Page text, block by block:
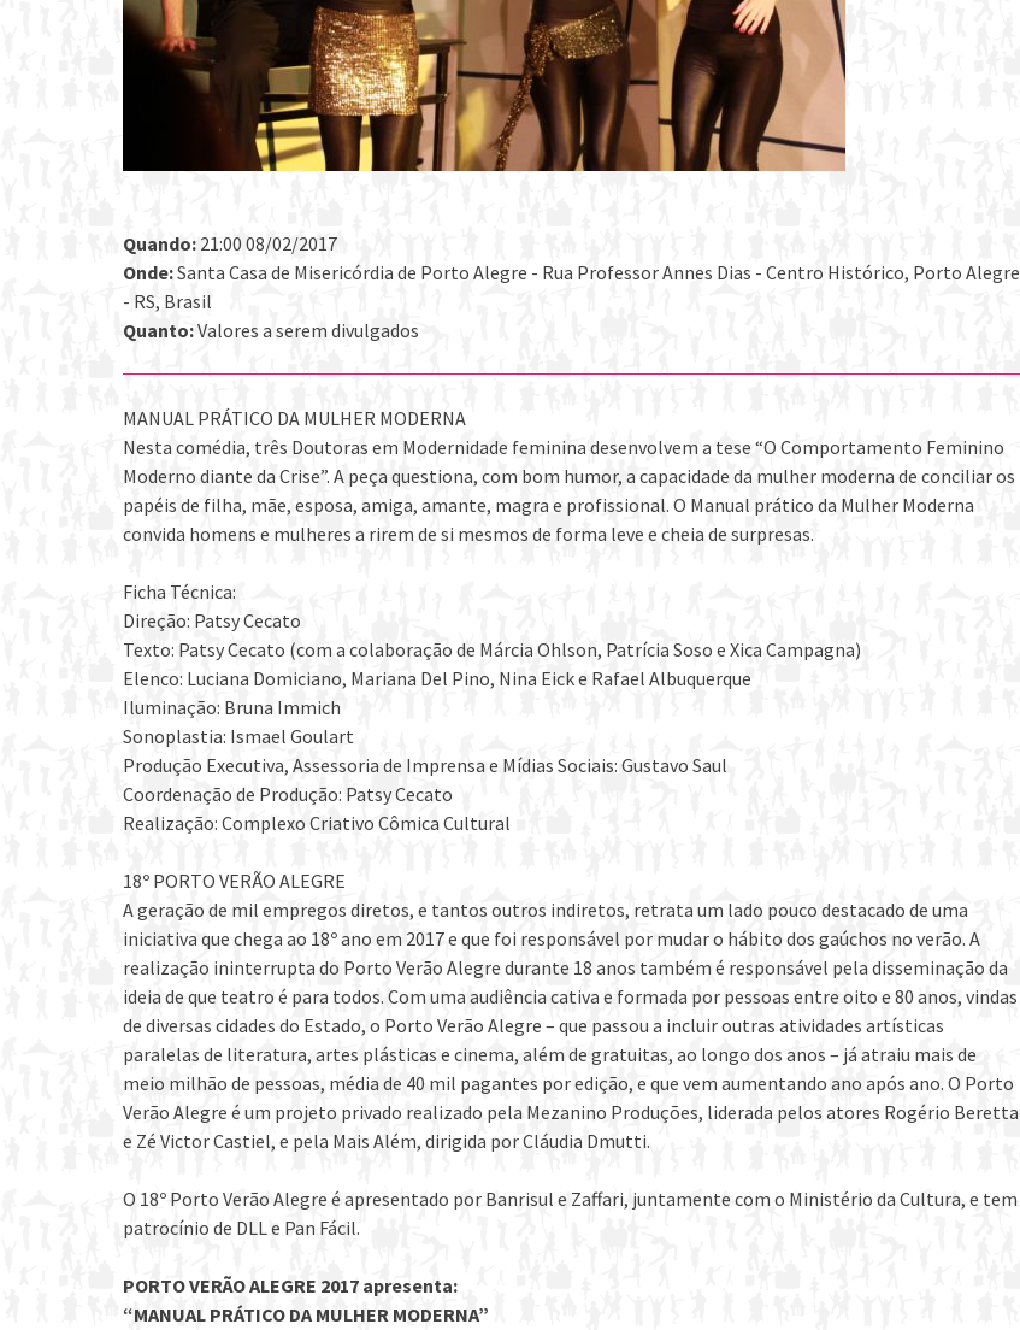
Quando: 21:00 08/02/2017
Onde:Santa Casa de Misericórdia de Porto Alegre - Rua Professor Annes Dias - Centro Histórico, Porto Alegre
- RS, Brasil
Quanto:Valores a serem divulgados
MANUAL PRÁTICO DA MULHER MODERNA
Nesta comédia, três Doutoras em Modernidade feminina desenvolvem a tese “O Comportamento Feminino
Moderno diante da Crise”. A peça questiona, com bom humor, a capacidade da mulher moderna de conciliar os
papéis de filha, mãe, esposa, amiga, amante, magra e profissional. O Manual prático da Mulher Moderna
convida homens e mulheres a rirem de si mesmos de forma leve e cheia de surpresas.
Ficha Técnica:
Direção: Patsy Cecato
Texto: Patsy Cecato (com a colaboração de Márcia Ohlson, Patrícia Soso e Xica Campagna)
Elenco: Luciana Domiciano, Mariana Del Pino, Nina Eick e Rafael Albuquerque
Iluminação: Bruna Immich
Sonoplastia: Ismael Goulart
Produção Executiva, Assessoria de Imprensa e Mídias Sociais: Gustavo Saul
Coordenação de Produção: Patsy Cecato
Realização: Complexo Criativo Cômica Cultural
18º PORTO VERÃO ALEGRE
A geração de mil empregos diretos, e tantos outros indiretos, retrata um lado pouco destacado de uma
iniciativa que chega ao 18º ano em 2017 e que foi responsável por mudar o hábito dos gaúchos no verão. A
realização ininterrupta do Porto Verão Alegre durante 18 anos também é responsável pela disseminação da
ideia de que teatro é para todos. Com uma audiência cativa e formada por pessoas entre oito e 80 anos, vindas
de diversas cidades do Estado, o Porto Verão Alegre – que passou a incluir outras atividades artísticas
paralelas de literatura, artes plásticas e cinema, além de gratuitas, ao longo dos anos – já atraiu mais de
meio milhão de pessoas, média de 40 mil pagantes por edição, e que vem aumentando ano após ano. O Porto
Verão Alegre é um projeto privado realizado pela Mezanino Produções, liderada pelos atores Rogério Beretta
e Zé Victor Castiel, e pela Mais Além, dirigida por Cláudia Dmutti.
O 18º Porto Verão Alegre é apresentado por Banrisul e Zaffari, juntamente com o Ministério da Cultura, e tem
patrocínio de DLL e Pan Fácil.
PORTO VERÃO ALEGRE 2017 apresenta:
“MANUAL PRÁTICO DA MULHER MODERNA”